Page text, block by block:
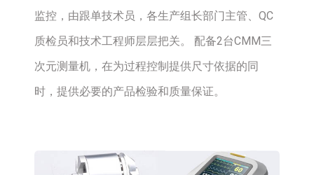
监控，由跟单技术员，各生产组长部门主管、QC
质检员和技术工程师层层把关。 配备2台CMM三
次元测量机，在为过程控制提供尺寸依据的同
时，提供必要的产品检验和质量保证。